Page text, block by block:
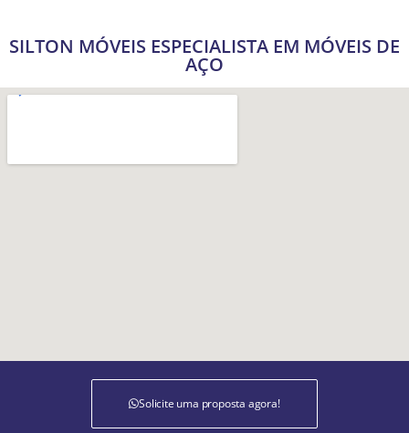
SILTON MÓVEIS ESPECIALISTA EM MÓVEIS DE
AÇO
Solicite uma proposta agora!